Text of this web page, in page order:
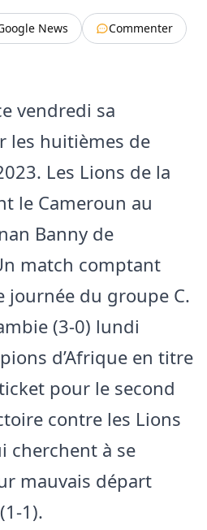
News
Commenter
vendredi sa
les huitièmes de
Les Lions de la
le Cameroun au
Banny de
match comptant
journée du groupe C.
(3-0) lundi
d’Afrique en titre
pour le second
contre les Lions
cherchent à se
mauvais départ
1).